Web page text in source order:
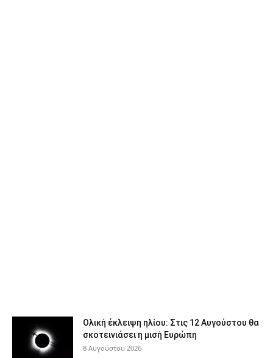
Ολική έκλειψη ηλίου: Στις 12 Αυγούστου θα
σκοτεινιάσει η μισή Ευρώπη
8 Αυγούστου 2026